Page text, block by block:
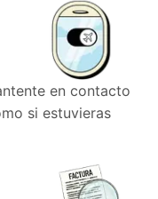
en contacto
si estuvieras